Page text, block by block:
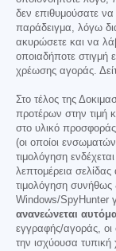
δεν επιθυμούσατε
παράδειγμα, λόγω
ακυρώσετε και να
οποιαδήποτε στιγμή
χρέωσης αγοράς.
Στο τέλος της
προτέρων στην τιμή
στο υλικό
(οι οποίοι
τιμολόγηση
λεπτομέρεια
τιμολόγηση συνήθως
Windows/SpyHunter
ανανεώνεται
εγγραφής/αγοράς, οι
την ισχύουσα